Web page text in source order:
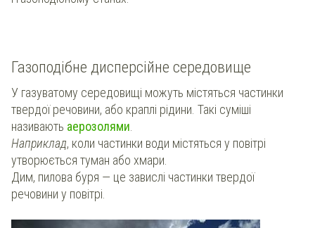
Газоподібне дисперсійне середовище
У газуватому середовищі можуть містяться частинки
твердої речовини, або краплі рідини. Такі суміші
називають аерозолями.
Наприклад, коли частинки води містяться у повітрі
утворюється туман або хмари.
Дим, пилова буря — це завислі частинки твердої
речовини у повітрі.